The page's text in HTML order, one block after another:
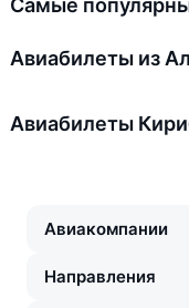
Самые
Авиабилеты из
Авиабилеты
Авиакомпании
Направления